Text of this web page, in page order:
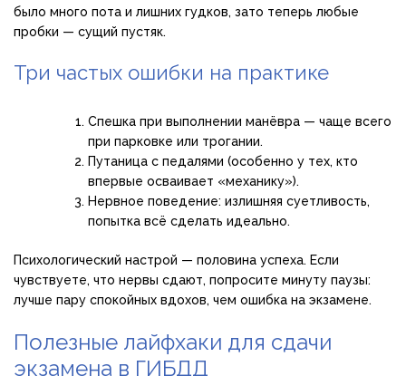
было много пота и лишних гудков, зато теперь любые
пробки — сущий пустяк.
Три частых ошибки на практике
Спешка при выполнении манёвра — чаще всего
при парковке или трогании.
Путаница с педалями (особенно у тех, кто
впервые осваивает «механику»).
Нервное поведение: излишняя суетливость,
попытка всё сделать идеально.
Психологический настрой — половина успеха. Если
чувствуете, что нервы сдают, попросите минуту паузы:
лучше пару спокойных вдохов, чем ошибка на экзамене.
Полезные лайфхаки для сдачи
экзамена в ГИБДД